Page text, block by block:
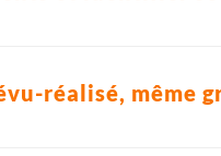
réalisé, même